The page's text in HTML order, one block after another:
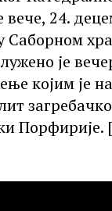
24.
Саборном
је
којим је
Порфирије.